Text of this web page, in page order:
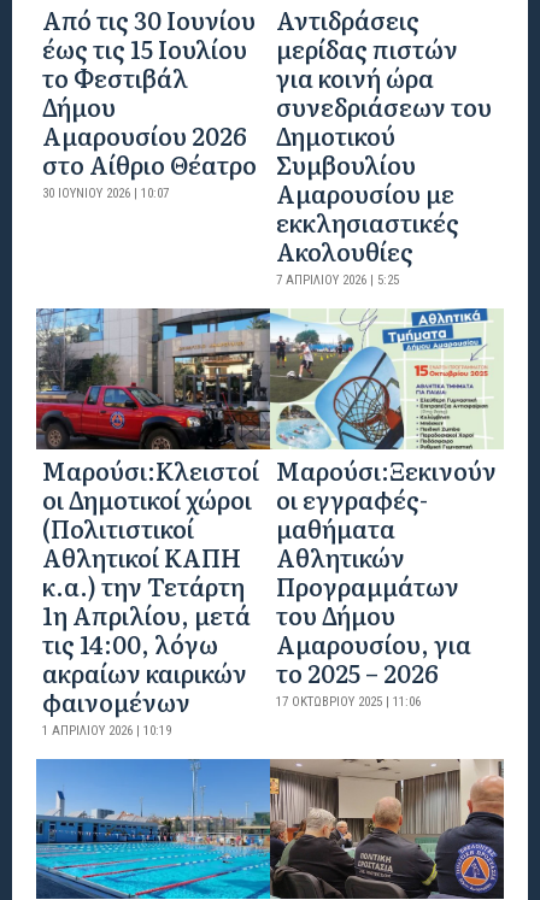
Από τις 30 Ιουνίου
έως τις 15 Ιουλίου
το Φεστιβάλ
Δήμου
Αμαρουσίου 2026
στο Αίθριο Θέατρο
30 ΙΟΥΝΊΟΥ 2026 | 10:07
Αντιδράσεις
μερίδας πιστών
για κοινή ώρα
συνεδριάσεων του
Δημοτικού
Συμβουλίου
Αμαρουσίου με
εκκλησιαστικές
Ακολουθίες
7 ΑΠΡΙΛΊΟΥ 2026 | 5:25
Mαρούσι:Κλειστοί
οι Δημοτικοί χώροι
(Πολιτιστικοί
Αθλητικοί ΚΑΠΗ
κ.α.) την Τετάρτη
1η Απριλίου, μετά
τις 14:00, λόγω
ακραίων καιρικών
φαινομένων
1 ΑΠΡΙΛΊΟΥ 2026 | 10:19
Μαρούσι:Ξεκινούν
οι εγγραφές-
μαθήματα
Αθλητικών
Προγραμμάτων
του Δήμου
Αμαρουσίου, για
το 2025 – 2026
17 ΟΚΤΩΒΡΊΟΥ 2025 | 11:06